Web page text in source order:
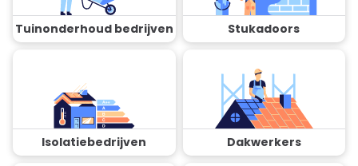
Tuinonderhoud bedrijven Stukadoors
Isolatiebedrijven Dakwerkers